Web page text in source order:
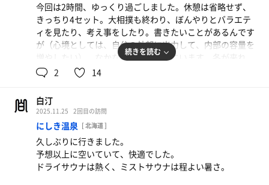
ート8分
水風呂：1分 × 5
休憩：3〜5分 × 4
合計：4セット
今回は2時間、ゆっくり過ごしました。休憩は省略せず、
きっちり4セット。大相撲も終わり、ぼんやりとバラエテ
ィを見たり、考え事をしたり。書きたいことがあるんです
が（心境としては、自分の外部に出力して、内部の容量を
増やしたい）、なかなか進められずにいます。冬が来れ
ば、時間が取れる。はず。
このサ活を書いている2025/11/27（木）から、旅行で地元
を離れます。未知のサウナに入れることを楽しみに。
では、いってきます。
ドライサウナ：10分 8分 8分 8分
水風呂：1分 × 4
続きを読む
2 14
白汀
2025.11.25 2回目の訪問
にしき温泉 [ 北海道 ]
久しぶりに行きました。
予想以上に空いていて、快適でした。
ドライサウナは熱く、ミストサウナは程よい暑さ。